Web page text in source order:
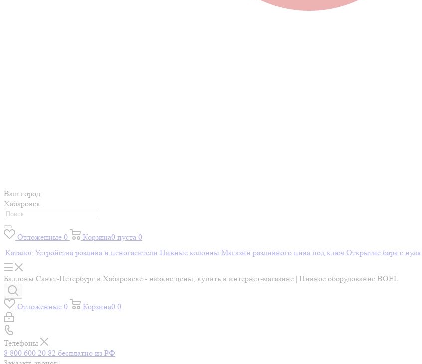
Ваш город
Хабаровск
Отложенные 0 Корзина0 пуста 0
Каталог Устройства розлива и пеногасители Пивные колонны Магазин разливного пива под ключ Открытие бара с нуля
Баллоны Санкт-Петербург в Хабаровске - низкие цены, купить в интернет-магазине | Пивное оборудование BOEL
Отложенные 0 Корзина0 0
Телефоны
8 800 600 20 82 бесплатно из РФ